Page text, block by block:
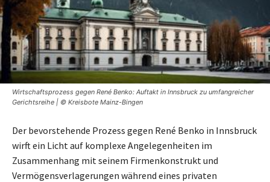
Wirtschaftsprozess gegen René Benko: Auftakt in Innsbruck zu umfangreicher
Gerichtsreihe | © Kreisbote Mainz-Bingen
Der bevorstehende Prozess gegen René Benko in Innsbruck
wirft ein Licht auf komplexe Angelegenheiten im
Zusammenhang mit seinem Firmenkonstrukt und
Vermögensverlagerungen während eines privaten